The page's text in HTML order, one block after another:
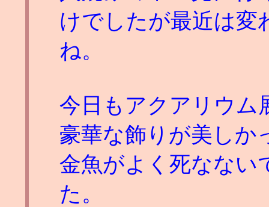
けでしたが最近は変
ね。
今日もアクアリウム
豪華な飾りが美しか
金魚がよく死なない
た。